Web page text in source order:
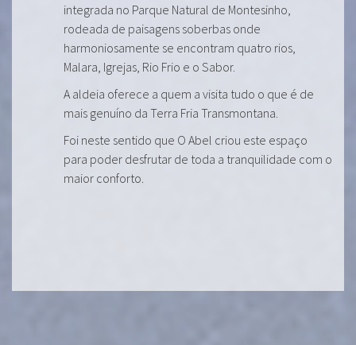
integrada no Parque Natural de Montesinho,
rodeada de paisagens soberbas onde
harmoniosamente se encontram quatro rios,
Malara, Igrejas, Rio Frio e o Sabor.
A aldeia oferece a quem a visita tudo o que é de
mais genuíno da Terra Fria Transmontana.
Foi neste sentido que O Abel criou este espaço
para poder desfrutar de toda a tranquilidade com o
maior conforto.